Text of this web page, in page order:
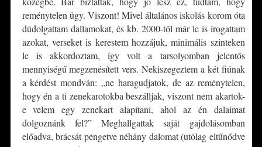
reménytelen ügy. Viszont! Mivel általános iskolás korom óta
dúdolgattam dallamokat, és kb. 2000-től már le is írogattam
azokat, verseket is kerestem hozzájuk, minimális szinteken
le is akkordoztam, így volt a tarsolyomban jelentős
mennyiségű megzenésített vers. Nekiszegeztem a két fiúnak
a kérdést mondván: „ne haragudjatok, de az reménytelen,
hogy én a ti zenekarotokba beszálljak, viszont nem akartok-
e velem egy zenekart alapítani, ahol az én dalaimat
dolgoznánk fel?” Meghallgattak saját gajdolásomban
előadva, brácsát pengetve néhány dalomat (utólag eltűnődve